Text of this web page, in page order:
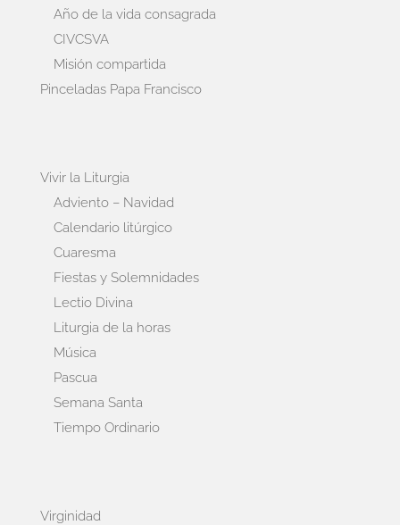
Año de la vida consagrada
CIVCSVA
Misión compartida
Pinceladas Papa Francisco
Vivir la Liturgia
Adviento – Navidad
Calendario litúrgico
Cuaresma
Fiestas y Solemnidades
Lectio Divina
Liturgia de la horas
Música
Pascua
Semana Santa
Tiempo Ordinario
Virginidad